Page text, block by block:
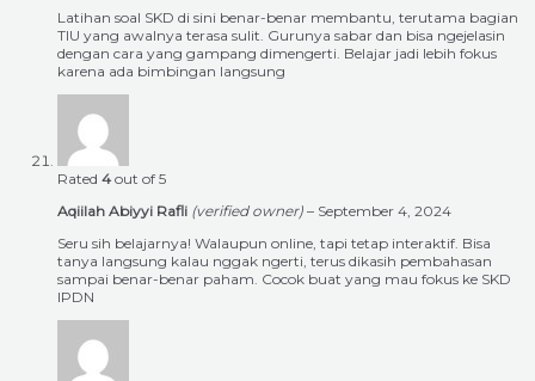
Latihan soal SKD di sini benar-benar membantu, terutama bagian
TIU yang awalnya terasa sulit. Gurunya sabar dan bisa ngejelasin
dengan cara yang gampang dimengerti. Belajar jadi lebih fokus
karena ada bimbingan langsung
Rated 4 out of 5
Aqiilah Abiyyi Rafli (verified owner) – September 4, 2024
Seru sih belajarnya! Walaupun online, tapi tetap interaktif. Bisa
tanya langsung kalau nggak ngerti, terus dikasih pembahasan
sampai benar-benar paham. Cocok buat yang mau fokus ke SKD
IPDN